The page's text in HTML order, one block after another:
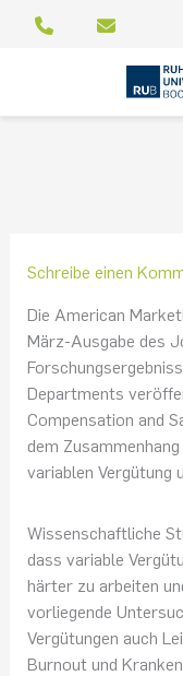
Schreibe einen
Die American
März-Ausgabe des
Departments
Compensation and
dem
variablen Vergütung
Wissenschaftliche
dass variable
härter zu arbeiten
vorliegende
Vergütungen auch
Burnout und